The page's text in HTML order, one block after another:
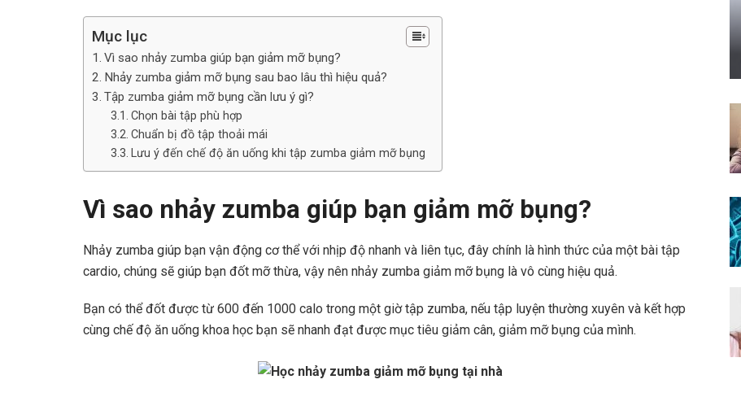
Mục lục
Vì sao nhảy zumba giúp bạn giảm mỡ bụng?
Nhảy zumba giảm mỡ bụng sau bao lâu thì hiệu quả?
Tập zumba giảm mỡ bụng cần lưu ý gì?
Chọn bài tập phù hợp
Chuẩn bị đồ tập thoải mái
Lưu ý đến chế độ ăn uống khi tập zumba giảm mỡ bụng
Vì sao nhảy zumba giúp bạn giảm mỡ bụng?
Nhảy zumba giúp bạn vận động cơ thể với nhịp độ nhanh và liên tục, đây chính là hình thức của một bài tập
cardio, chúng sẽ giúp bạn đốt mỡ thừa, vậy nên nhảy zumba giảm mỡ bụng là vô cùng hiệu quả.
Bạn có thể đốt được từ 600 đến 1000 calo trong một giờ tập zumba, nếu tập luyện thường xuyên và kết hợp
cùng chế độ ăn uống khoa học bạn sẽ nhanh đạt được mục tiêu giảm cân, giảm mỡ bụng của mình.